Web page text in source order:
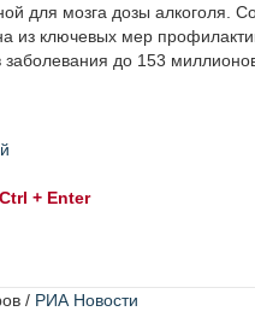
для мозга дозы алкоголя.
из ключевых мер
до 153
+ Enter
/ РИА Новости